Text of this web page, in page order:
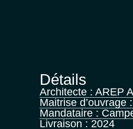
Détails
Architecte : AREP
Maitrise d’ouvrage
Mandataire :
Livraison : 2024